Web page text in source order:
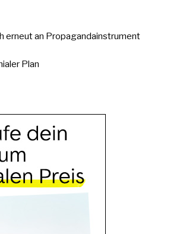
erneut an Propagandainstrument
Plan